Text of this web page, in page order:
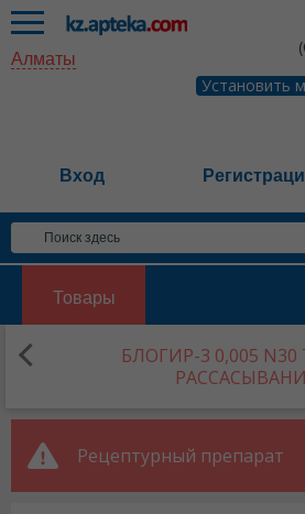
Установить
Алматы
Вход
Товары
БЛОГИР-3 0,005
Рецептурный препарат